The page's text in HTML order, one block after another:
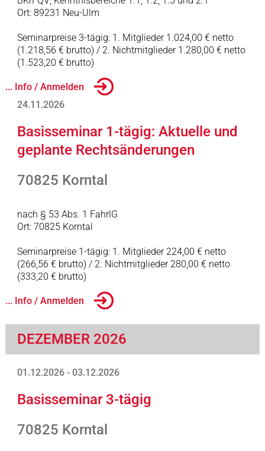
Ort: 89231 Neu-Ulm
Seminarpreise 3-tägig: 1. Mitglieder 1.024,00 € netto
(1.218,56 € brutto) / 2. Nichtmitglieder 1.280,00 € netto
(1.523,20 € brutto)
... Info / Anmelden
24.11.2026
Basisseminar 1-tägig: Aktuelle und
geplante Rechtsänderungen
70825 Korntal
nach § 53 Abs. 1 FahrlG
Ort: 70825 Korntal
Seminarpreise 1-tägig: 1. Mitglieder 224,00 € netto
(266,56 € brutto) / 2. Nichtmitglieder 280,00 € netto
(333,20 € brutto)
... Info / Anmelden
DEZEMBER 2026
01.12.2026 - 03.12.2026
Basisseminar 3-tägig
70825 Korntal